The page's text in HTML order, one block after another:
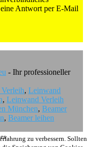
Antwort per E-Mail
- Ihr professioneller
, Leinwand
, Leinwand Verleih
München, Beamer
, Beamer leihen
zu verbessern. Sollten